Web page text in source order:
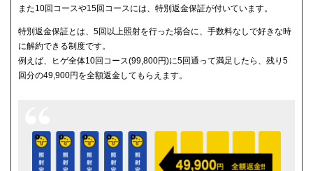
また10回コースや15回コースには、特別返金保証が付いています。
特別返金保証とは、5回以上照射を行った場合に、手数料なしで好きな時
に解約できる制度です。
例えば、ヒゲ全体10回コース(99,800円)に5回通って満足したら、残り5
回分の49,900円を全額返金してもらえます。